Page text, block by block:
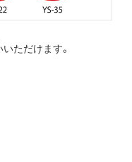
ただけます。